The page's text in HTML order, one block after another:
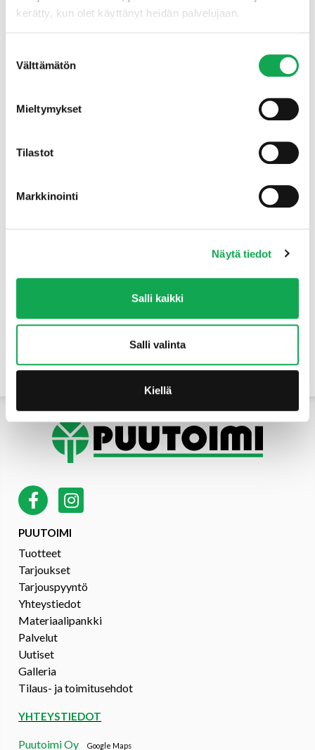
kerätty, kun olet käyttänyt heidän palvelujaan.
valinta
Välttämätön
Mieltymykset
Tilastot
Markkinointi
Näytä tiedot
Salli kaikki
Salli valinta
Kiellä
PUUTOIMI
Tuotteet
Tarjoukset
Tarjouspyyntö
Yhteystiedot
Materiaalipankki
Palvelut
Uutiset
Galleria
Tilaus- ja toimitusehdot
YHTEYSTIEDOT
Puutoimi OyGoogle Maps